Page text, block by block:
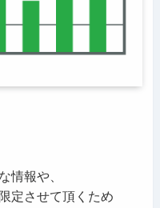
情報や、
定させて頂くため